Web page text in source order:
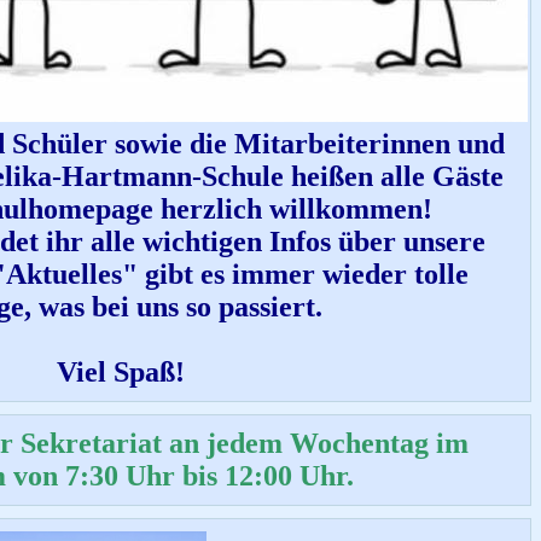
Schüler sowie die Mitarbeiterinnen und
Hartmann-Schule heißen alle Gäste
herzlich willkommen!
ihr alle wichtigen Infos über unsere
gibt es immer wieder tolle
was bei uns so passiert.
Viel Spaß!
Sekretariat an jedem Wochentag im
7:30 Uhr bis 12:00 Uhr.